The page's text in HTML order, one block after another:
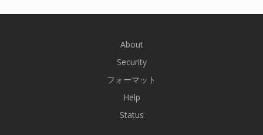
About
Security
フォーマット
Help
Status